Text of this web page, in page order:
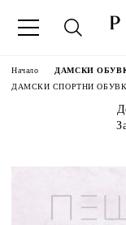
Начало ДАМСКИ
ДАМСКИ СПОРТНИ